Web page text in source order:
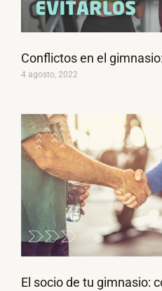
Conflictos en el
4 agosto, 2022
El socio de tu gimnasio: